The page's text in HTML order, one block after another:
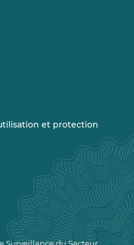
et protection